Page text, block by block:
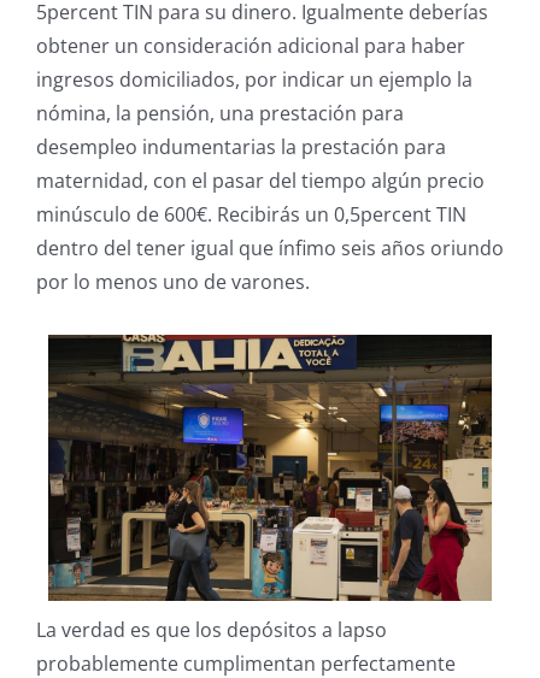
5percent TIN para su dinero. Igualmente deberías
obtener un consideración adicional para haber
ingresos domiciliados, por indicar un ejemplo la
nómina, la pensión, una prestación para
desempleo indumentarias la prestación para
maternidad, con el pasar del tiempo algún precio
minúsculo de 600€. Recibirás un 0,5percent TIN
dentro del tener igual que ínfimo seis años oriundo
por lo menos uno de varones.
La verdad es que los depósitos a lapso
probablemente cumplimentan perfectamente